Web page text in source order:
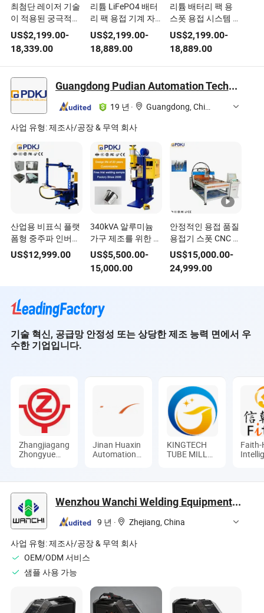
최첨단 레이저 기술
이 적용된 궁극적인
리튬 배터리 팩 용접
장비
US$2,199.00-
18,339.00
리튬 LiFePO4 배터
리 팩 용접 기계 자
동 점 용접 장비 대
용량 배터리 시스템
조립용
US$2,199.00-
18,889.00
리튬 배터리 팩 용
스폿 용접 시스템 고
용량 리튬 배터리 모
듈 생산 라인을 위한
섬유 레이저 용접 장
비
US$2,199.00-
18,889.00
Guangdong Pudian Automation Technology Co., Ltd.
19 년 ·
Guangdong, China
사업 유형:제조사/공장 & 무역 회사
산업용 비표식 플랫
폼형 중주파 인버터
저항 직류 스폿 용접
기 금속 돌출점 용접
US$12,999.00
340kVA 알루미늄
가구 제조를 위한 스
폿 용접 장비 품질
인증서 스폿 용접 기
계
US$5,500.00-
15,000.00
안정적인 용접 품질
용접기 스폿 CNC 스
터드 용접 장비 구리
하드웨어
US$15,000.00-
24,999.00
기술 혁신, 공급망 안정성 또는 상당한 제조 능력 면에서 우
수한 기업입니다.
Zhangjiagang
Zhongyue
Technology
Co., Ltd.
Jinan Huaxin
Automation
KINGTECH
TUBE MILL
Wenzhou Wanchi Welding Equipment Co.,Ltd.
9 년 ·
Zhejiang, China
사업 유형:제조사/공장 & 무역 회사
OEM/ODM 서비스
샘플 사용 가능